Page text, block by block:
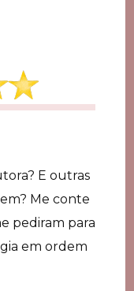
E outras
Me conte
pediram para
em ordem